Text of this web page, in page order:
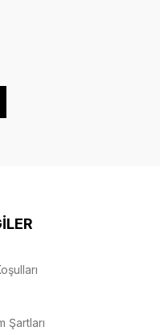
Şartları